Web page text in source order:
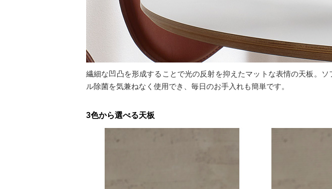
繊細な凹凸を形成することで光の反射を抑えたマットな表情の天板。
ル除菌を気兼ねなく使用でき、毎日のお手入れも簡単です。
3色から選べる天板